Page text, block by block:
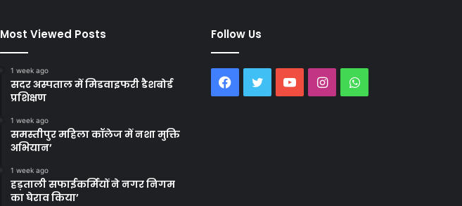
Most Viewed Posts
1 week ago
सदर अस्पताल में मिडवाइफरी डैशबोर्ड
प्रशिक्षण
1 week ago
समस्तीपुर महिला कॉलेज में नशा मुक्ति
अभियान’
1 week ago
हड़ताली सफाईकर्मियों ने नगर निगम
का घेराव किया’
Follow Us
Facebook
TwitterYouTubeInstagramWhatsApp